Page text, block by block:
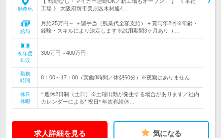
勤務地
工場 》 大阪府堺市美原区木材通4…
給与
月給25万円～ ＋諸手当（残業代全額支給） + 賞与年2回※年齢・
経験・スキルにより決定します※試用期間3ヶ月あり（…
初年度
年収
300万円～400万円
勤務
時間
8：00～17：00（実働8時間／休憩60分）※夜勤はありません
休日
休暇
* 週休2日制（土日）※土曜出勤が発生する場合があります／社内
カレンダーによる* 祝日* 年次有給休…
求人詳細を見る 気になる